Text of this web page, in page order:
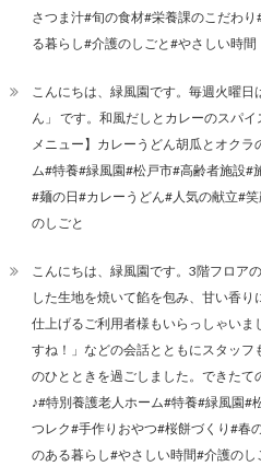
さつま汁#旬の食材#栄養課のこだわ
る暮らし#介護のしごと#やさしい時間
こんにちは、緑風園です。毎週火曜
ん」 です。和風だしとカレーのスパ
メニュー】カレーうどん胡瓜とオク
ム#特養#緑風園#松戸市#高齢者施設
#麺の日#カレーうどん#人気の献立#
のしごと
こんにちは、緑風園です。3階フロア
した生地を焼いて餡を包み、甘い香
仕上げるご利用者様もいらっしゃい
すね！」などの会話とともにスタッ
のひとときを過ごしました。できた
♪#特別養護老人ホーム#特養#緑風園#
つレク#手作りおやつ#桜餅づくり#春
のある暮らし#やさしい時間#介護のし